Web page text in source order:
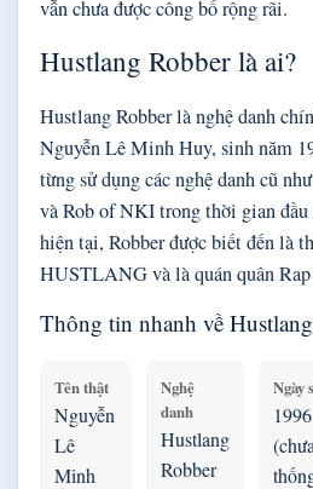
vẫn chưa được công bố rộng rãi.
Hustlang Robber là ai?
Hustlang Robber là nghệ danh
Nguyễn Lê Minh Huy, sinh năm
từng sử dụng các nghệ danh cũ
và Rob of NKI trong thời gian
hiện tại, Robber được biết đến là
HUSTLANG và là quán quân
Thông tin nhanh về
Tên thật
Nguyễn
Lê
Minh
Nghệ
danh
Hustlang
Robber
Ngày
1996
(chưa